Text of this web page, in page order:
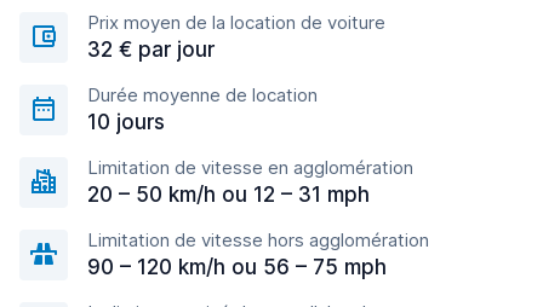
Prix moyen de la location de voiture
32 € par jour
Durée moyenne de location
10 jours
Limitation de vitesse en agglomération
20 – 50 km/h ou 12 – 31 mph
Limitation de vitesse hors agglomération
90 – 120 km/h ou 56 – 75 mph